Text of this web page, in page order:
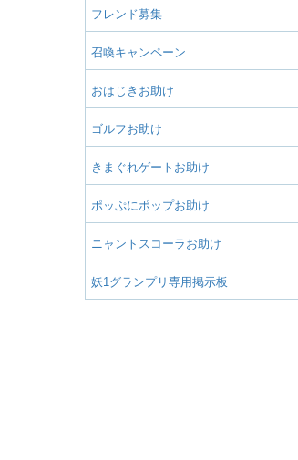
フレンド募集
召喚キャンペーン
おはじきお助け
ゴルフお助け
きまぐれゲートお助け
ポッぷにポップお助け
ニャントスコーラお助け
妖1グランプリ専用掲示板